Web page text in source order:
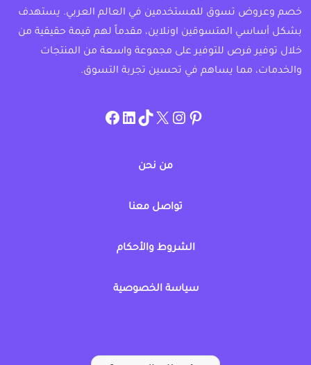
خصم وعروض تسوق للمستخدمين في العالم العربي. يستهدف
بشكل أساسي المتسوقين اونلاين، مقدماً لهم قيمة حقيقية من
خلال توفير فرص للتوفير على مجموعة واسعة من المنتجات
والخدمات، مما يساهم في تحسين تجربة التسوق.
pinterest
allcouponat
twitter
TikTok
linkedin
facebook
من نحن
تواصل معنا
الشروط والأحكام
سياسة الخصوصية